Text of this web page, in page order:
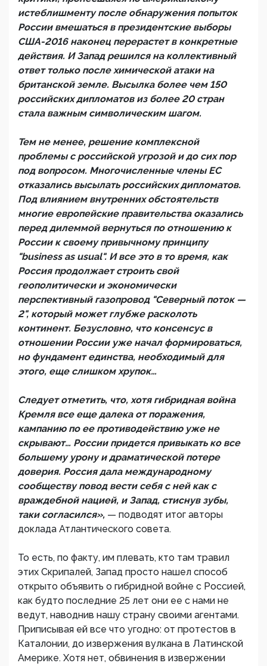
истеблишменту после обнаружения попыток
России вмешаться в президентские выборы
США-2016 наконец перерастет в конкретные
действия. И Запад решился на коллективный
ответ только после химической атаки на
британской земле. Высылка более чем 150
российских дипломатов из более 20 стран
стала важным символическим шагом.
Тем не менее, решение комплексной
проблемы с российской угрозой и до сих пор
под вопросом. Многочисленные члены ЕС
отказались высылать российских дипломатов.
Под влиянием внутренних обстоятельств
многие европейские правительства оказались
перед дилеммой вернуться по отношению к
России к своему привычному принципу
"business as usual". И все это в то время, как
Россия продолжает строить свой
геополитически и экономически
перспективный газопровод "Северный поток —
2", который может глубже расколоть
континент. Безусловно, что консенсус в
отношении России уже начал формироваться,
но фундамент единства, необходимый для
этого, еще слишком хрупок…
Следует отметить, что, хотя гибридная война
Кремля все еще далека от поражения,
кампанию по ее противодействию уже не
скрывают… России придется привыкать ко все
большему урону и драматической потере
доверия. Россия дала международному
сообществу повод вести себя с ней как с
враждебной нацией, и Запад, стиснув зубы,
таки согласился», — подводят итог авторы
доклада Атлантического совета.
То есть, по факту, им плевать, кто там травил
этих Скрипалей, Запад просто нашел способ
открыто объявить о гибридной войне с Россией,
как будто последние 25 лет они ее с нами не
ведут, наводнив нашу страну своими агентами.
Приписывая ей все что угодно: от протестов в
Каталонии, до извержения вулкана в Латинской
Америке. Хотя нет, обвинения в извержении